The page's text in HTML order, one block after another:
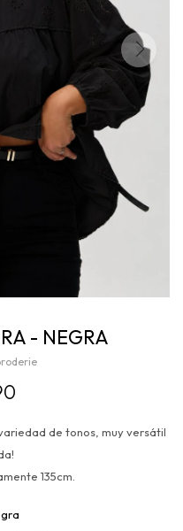
- NEGRA
de tonos, muy versátil
135cm.